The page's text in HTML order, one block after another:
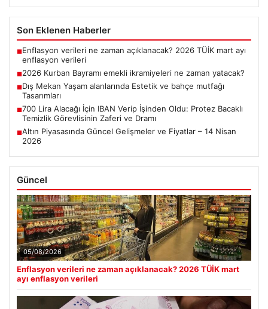
Son Eklenen Haberler
■Enflasyon verileri ne zaman açıklanacak? 2026 TÜİK mart ayı
enflasyon verileri
■2026 Kurban Bayramı emekli ikramiyeleri ne zaman yatacak?
■Dış Mekan Yaşam alanlarında Estetik ve bahçe mutfağı
Tasarımları
■700 Lira Alacağı İçin IBAN Verip İşinden Oldu: Protez Bacaklı
Temizlik Görevlisinin Zaferi ve Dramı
■Altın Piyasasında Güncel Gelişmeler ve Fiyatlar – 14 Nisan
2026
Güncel
05/08/2026
Enflasyon verileri ne zaman açıklanacak? 2026 TÜİK mart
ayı enflasyon verileri